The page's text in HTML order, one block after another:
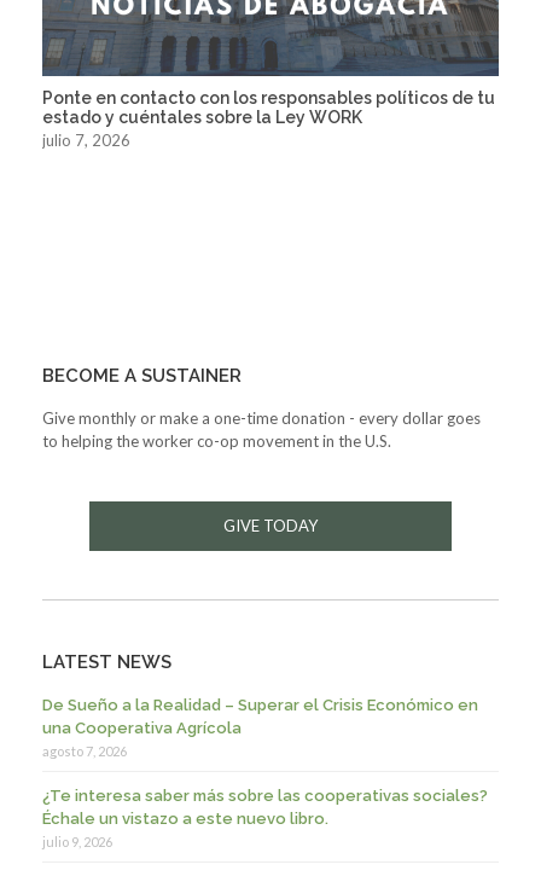
Ponte en contacto con los responsables políticos de tu
estado y cuéntales sobre la Ley WORK
julio 7, 2026
BECOME A SUSTAINER
Give monthly or make a one-time donation - every dollar goes
to helping the worker co-op movement in the U.S.
GIVE TODAY
LATEST NEWS
De Sueño a la Realidad – Superar el Crisis Económico en
una Cooperativa Agrícola
agosto 7, 2026
¿Te interesa saber más sobre las cooperativas sociales?
Échale un vistazo a este nuevo libro.
julio 9, 2026